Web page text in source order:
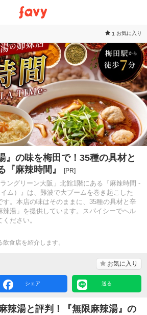
1 お気に入り
』の味を梅田で！35種の具材と
『麻辣時間』
[PR]
ングリーン大阪」北館1階にある『麻辣時間 -
ム）』は、難波で大ブームを巻き起こした
す。本店の味はそのままに、35種の具材と辛
辣湯」を提供しています。スパイシーでヘル
ださい。
食店を紹介します。
お気に入り
シェア 送る
辣湯と評判！『無限麻辣湯』の